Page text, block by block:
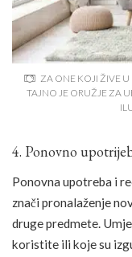
ZA ONE KOJI ŽIVE
TAJNO JE ORUŽJE ZA
4. Ponovno
Ponovna upotreba i
znači pronalaženje
druge predmete.
koristite ili koje su